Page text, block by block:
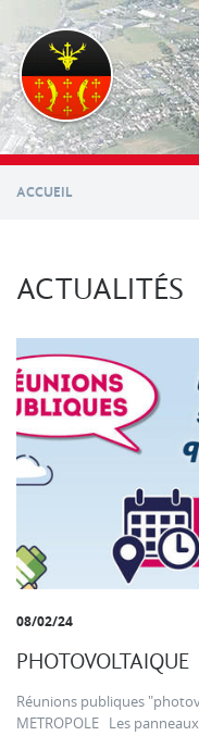
contenu
principal
ACCUEIL
ACTUALITÉS
08/02/24
PHOTOVOLTAIQUE
Réunions publiques
METROPOLE Les